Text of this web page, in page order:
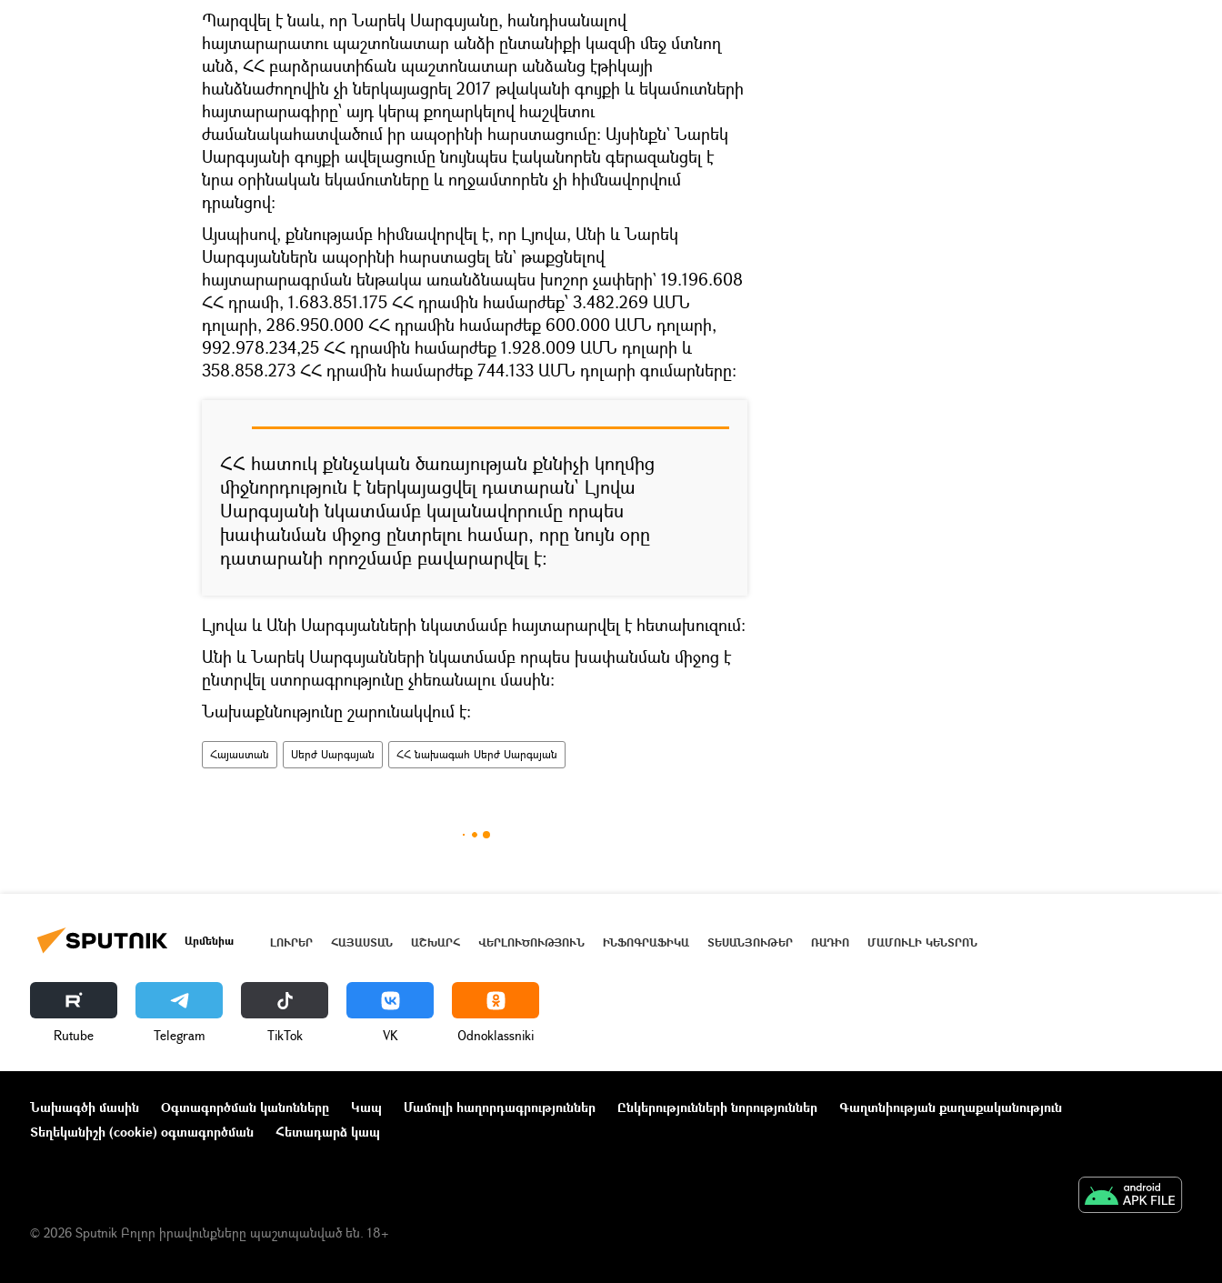
Պարզվել է նաև, որ Նարեկ Սարգսյանը, հանդիսանալով
հայտարարատու պաշտոնատար անձի ընտանիքի կազմի մեջ մտնող
անձ, ՀՀ բարձրաստիճան պաշտոնատար անձանց էթիկայի
հանձնաժողովին չի ներկայացրել 2017 թվականի գույքի և եկամուտների
հայտարարագիրը՝ այդ կերպ քողարկելով հաշվետու
ժամանակահատվածում իր ապօրինի հարստացումը: Այսինքն` Նարեկ
Սարգսյանի գույքի ավելացումը նույնպես էականորեն գերազանցել է
նրա օրինական եկամուտները և ողջամտորեն չի հիմնավորվում
դրանցով:
Այսպիսով, քննությամբ հիմնավորվել է, որ Լյովա, Անի և Նարեկ
Սարգսյաններն ապօրինի հարստացել են` թաքցնելով
հայտարարագրման ենթակա առանձնապես խոշոր չափերի` 19.196.608
ՀՀ դրամի, 1.683.851.175 ՀՀ դրամին համարժեք՝ 3.482.269 ԱՄՆ
դոլարի, 286.950.000 ՀՀ դրամին համարժեք 600.000 ԱՄՆ դոլարի,
992.978.234,25 ՀՀ դրամին համարժեք 1.928.009 ԱՄՆ դոլարի և
358.858.273 ՀՀ դրամին համարժեք 744.133 ԱՄՆ դոլարի գումարները:
ՀՀ հատուկ քննչական ծառայության քննիչի կողմից
միջնորդություն է ներկայացվել դատարան` Լյովա
Սարգսյանի նկատմամբ կալանավորումը որպես
խափանման միջոց ընտրելու համար, որը նույն օրը
դատարանի որոշմամբ բավարարվել է:
Լյովա և Անի Սարգսյանների նկատմամբ հայտարարվել է հետախուզում:
Անի և Նարեկ Սարգսյանների նկատմամբ որպես խափանման միջոց է
ընտրվել ստորագրությունը չհեռանալու մասին:
Նախաքննությունը շարունակվում է:
Հայաստան Սերժ Սարգսյան ՀՀ նախագահ Սերժ Սարգսյան
Արմենիա ԼՈՒՐԵՐ ՀԱՅԱՍՏԱՆ ԱՇԽԱՐՀ ՎԵՐԼՈՒԾՈՒԹՅՈՒՆ ԻՆՖՈԳՐԱՖԻԿԱ ՏԵՍԱՆՅՈՒԹԵՐ ՌԱԴԻՈ ՄԱՄՈՒԼԻ ԿԵՆՏՐՈՆ
Rutube Telegram ТikТоk VK Odnoklassniki
Նախագծի մասին Օգտագործման կանոնները Կապ Մամուլի հաղորդագրություններ Ընկերությունների նորություններ
Գաղտնիության քաղաքականություն
Տեղեկանիշի (cookie) օգտագործման
Հետադարձ կապ
© 2026 Sputnik Բոլոր իրավունքները պաշտպանված են. 18+